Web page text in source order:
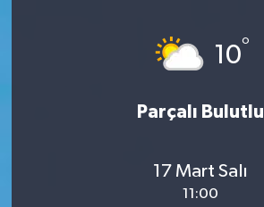
10°
Parçalı Bulutlu
17 Mart Salı
11:00